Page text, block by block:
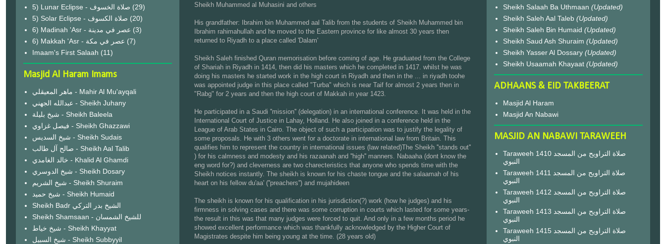
Sheikh Muhammed al Muhasini and others
His grandfather: Ibrahim bin Muhammed aal Talib from the students of Sheikh Muhammed bin
Ibrahim rahimahullah and he moved to the Eastern province for like almost 30 years then
returned to Riyadh to a place called 'Dalam'
Sheikh Saleh finished Quran memorisation before coming of age. He graduated from the College
of Shariah in Riyadh in 1414, then did his masters which he completed in 1417. whilst he was
doing his masters he started work in the high court in Riyadh and then in the ... in riyadh toohe
was appointed judge in this place called "Turba" which is near Taif for almost 2 years then in
"Rabg" for 2 years and then the high court of Makkah in year 1423.
He participated in a Saudi ''mission'' (delegation) in an international conference. It was held in the
International Court of Justice in Lahay, Holland. He also joined in a conference held in the
League of Arab States in Cairo. The object of such a participation was to justify the legality of
some proposals. He with 3 others went for a doctorate in international law from Britain. This
qualifies him to represent the country in international issues (law related)The Sheikh ''stands out''
) for his calmness and modesty and his razaanah and ''high'' manners. Nabaaha (dont know the
eng word for?) and cleverness are two charecteristics that anyone who spends time with the
Sheikh notices instantly. The sheikh is known for his chaste tongue and the salaamah of his
heart on his fellow du'aa' (''preachers'') and mujahideen
The sheikh is known for his qualification in his jurisdiction(?) work (how he judges) and his
firmness in solving cases and there was some corruption in courts which lasted for some years-
the result in this was that many judges were forced to quit. And only in a few months period he
showed excellent performance which was thankfully acknowledged by the Higher Court of
Magistrates despite him being young at the time. (28 years old)
5) Lunar Eclipse - صلاة الخسوف (29)
(20)
6) Madinah 'Asr - عصر في مدينة (3)
6) Makkah 'Asr - عصر في مكة (7)
Imaam's First Salaah (11)
Masjid Al Haram Imams
ماهر المعيقلي - Mahir Al Mu'ayqali
عبدالله الجهني - Sheikh Juhany
شيخ بليلة - Sheikh Baleela
فيصل غزاوي - Sheikh Ghazzawi
شيخ السديس - Sheikh Sudais
صالح آل طالب - Sheikh Aal Talib
خالد الغامدي - Khalid Al Ghamdi
شيخ الدوسري - Sheikh Dosary
شيخ الشريم - Sheikh Shuraim
شيخ حميد - Sheikh Humaid
Sheikh Badr الشيخ بدر التركي
Sheikh Shamsaan - للشيخ الشمسان
شيخ خياط - Sheikh Khayyat
شيخ السبيل - Sheikh Subbyyil
Sheikh Salaah Ba Uthmaan (Updated)
Sheikh Saleh Aal Taleb (Updated)
Sheikh Saleh Bin Humaid (Updated)
Sheikh Saud Ash Shuraim (Updated)
Sheikh Yasser Al Dossary (Updated)
Sheikh Usaamah Khayaat (Updated)
ADHAANS & EID TAKBEERAT
Masjid Al Haram
Masjid An Nabawi
MASJID AN NABAWI TARAWEEH
Taraweeh 1410 صلاة التراويح من المسجد
النبوي
Taraweeh 1411 صلاة التراويح من المسجد
النبوي
Taraweeh 1412 صلاة التراويح من المسجد
النبوي
Taraweeh 1413 صلاة التراويح من المسجد
النبوي
Taraweeh 1415 صلاة التراويح من المسجد
النبوي